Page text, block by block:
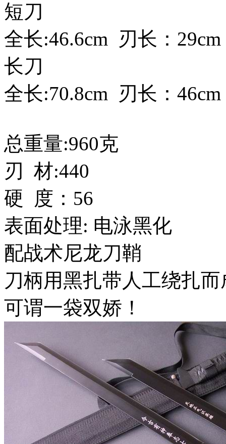
短刀
全长:46.6cm 刃长：
长刀
全长:70.8cm 刃长：
总重量:960克
刃 材:440
硬 度：56
表面处理: 电泳黑化
配战术尼龙刀鞘
刀柄用黑扎带人工绕扎
可谓一袋双娇！